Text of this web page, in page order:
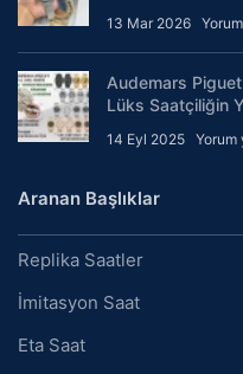
13 Mar 2026
Audemars
Lüks Saatçiliğin
14 Eyl 2025 Yorum
Aranan Başlıklar
Replika Saatler
İmitasyon Saat
Eta Saat